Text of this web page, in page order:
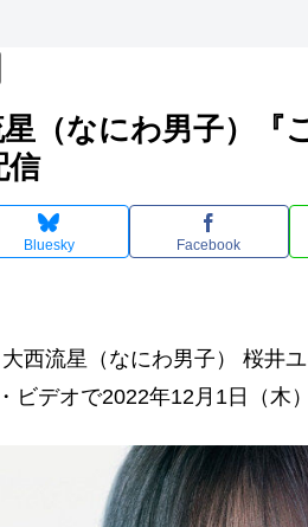
（なにわ男子）『
信
Bluesky Facebook
西流星（なにわ男子） 桜井
ビデオで2022年12月1日（木